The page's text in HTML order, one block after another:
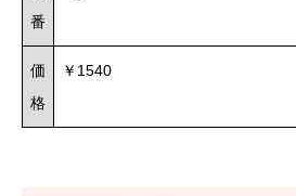
番
価
格
￥1540